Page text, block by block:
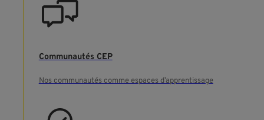
Communautés CEP
Nos communautés comme espaces d’apprentissage